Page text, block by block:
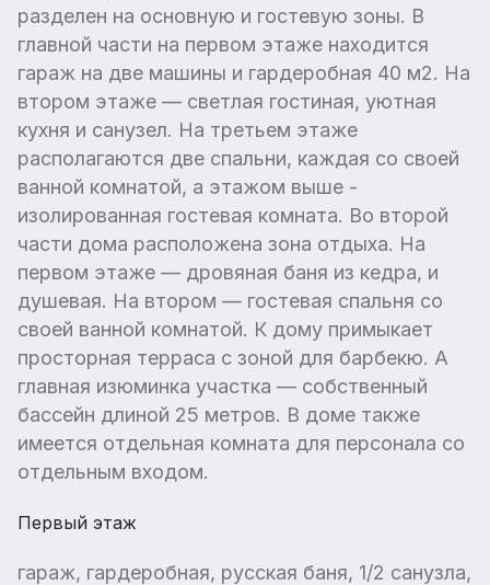
разделен на основную и гостевую зоны. В
главной части на первом этаже находится
гараж на две машины и гардеробная 40 м2. На
втором этаже — светлая гостиная, уютная
кухня и санузел. На третьем этаже
располагаются две спальни, каждая со своей
ванной комнатой, а этажом выше -
изолированная гостевая комната. Во второй
части дома расположена зона отдыха. На
первом этаже — дровяная баня из кедра, и
душевая. На втором — гостевая спальня со
своей ванной комнатой. К дому примыкает
просторная терраса с зоной для барбекю. А
главная изюминка участка — собственный
бассейн длиной 25 метров. В доме также
имеется отдельная комната для персонала со
отдельным входом.
Первый этаж
гараж, гардеробная, русская баня, 1/2 санузла,